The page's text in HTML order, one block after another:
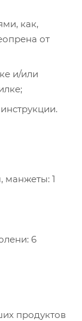
как,
от
и/или
манжеты: 1
6
продуктов